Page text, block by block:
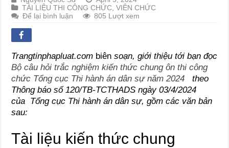
TÀI LIỆU THI CÔNG CHỨC, VIÊN CHỨC
Để lại bình luận
805 Lượt xem
Trangtinphapluat.com biên soạn, giới thiệu tới bạn đọc
Bộ câu hỏi trắc nghiệm kiến thức chung ôn thi công
chức Tổng cục Thi hành án dân sự năm 2024
theo
Thông báo số 120/TB-TCTHADS ngày 03/4/2024
của Tổng cục Thi hành án dân sự, gồm các văn bản
sau:
Tài liệu kiến thức chung